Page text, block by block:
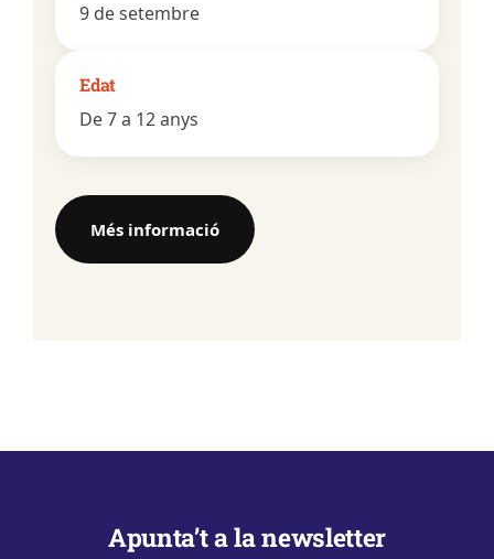
9 de setembre
Edat
De 7 a 12 anys
Més informació
Apunta’t a la newsletter